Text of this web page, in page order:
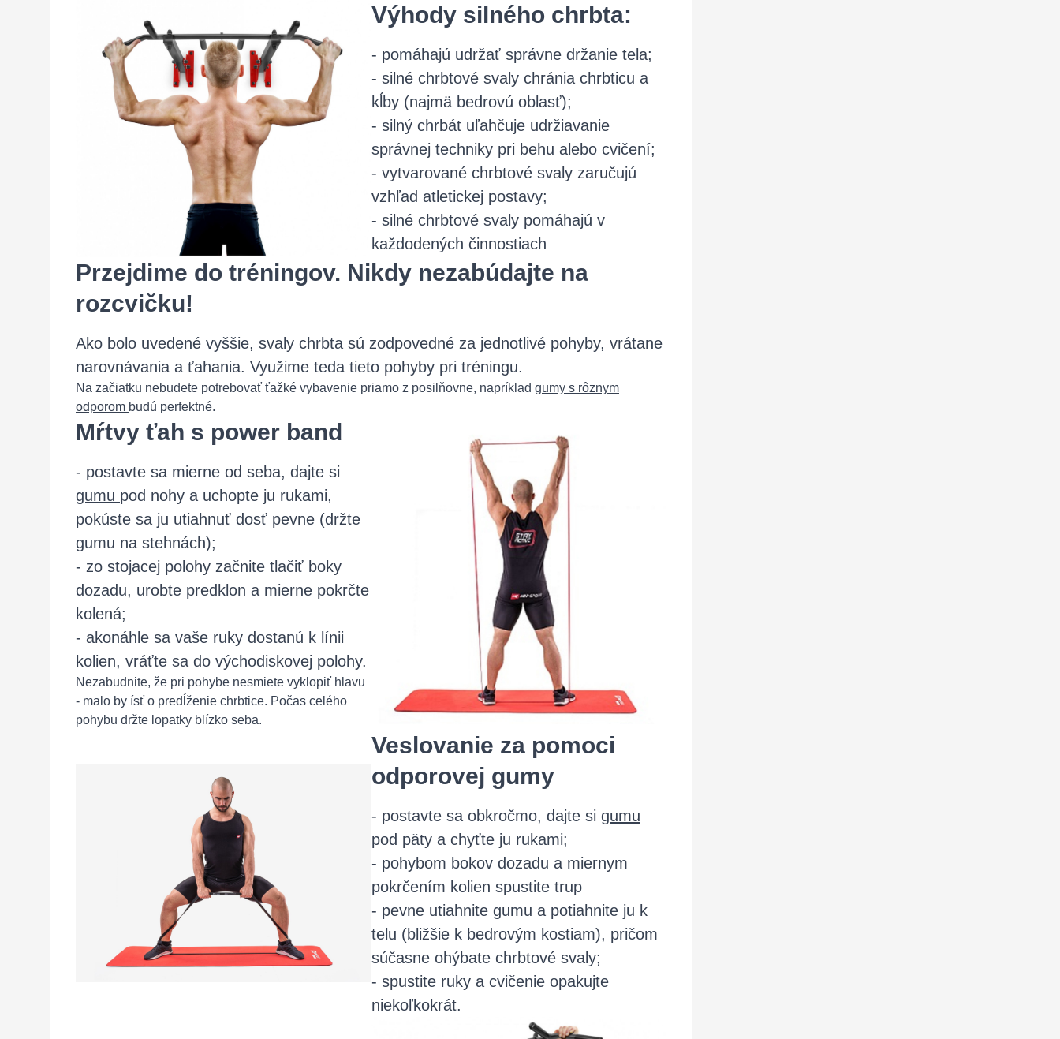
Výhody silného chrbta:
- pomáhajú udržať správne držanie tela;
- silné chrbtové svaly chránia chrbticu a
kĺby (najmä bedrovú oblasť);
- silný chrbát uľahčuje udržiavanie
správnej techniky pri behu alebo cvičení;
- vytvarované chrbtové svaly zaručujú
vzhľad atletickej postavy;
- silné chrbtové svaly pomáhajú v
každodených činnostiach
Przejdime do tréningov. Nikdy nezabúdajte na
rozcvičku!
Ako bolo uvedené vyššie, svaly chrbta sú zodpovedné za jednotlivé pohyby, vrátane
narovnávania a ťahania. Využime teda tieto pohyby pri tréningu.
Na začiatku nebudete potrebovať ťažké vybavenie priamo z posilňovne, napríklad gumy s rôznym
odporom budú perfektné.
Mŕtvy ťah s power band
- postavte sa mierne od seba, dajte si
gumu pod nohy a uchopte ju rukami,
pokúste sa ju utiahnuť dosť pevne (držte
gumu na stehnách);
- zo stojacej polohy začnite tlačiť boky
dozadu, urobte predklon a mierne pokrčte
kolená;
- akonáhle sa vaše ruky dostanú k línii
kolien, vráťte sa do východiskovej polohy.
Nezabudnite, že pri pohybe nesmiete vyklopiť hlavu
- malo by ísť o predĺženie chrbtice. Počas celého
pohybu držte lopatky blízko seba.
Veslovanie za pomoci
odporovej gumy
- postavte sa obkročmo, dajte si gumu
pod päty a chyťte ju rukami;
- pohybom bokov dozadu a miernym
pokrčením kolien spustite trup
- pevne utiahnite gumu a potiahnite ju k
telu (bližšie k bedrovým kostiam), pričom
súčasne ohýbate chrbtové svaly;
- spustite ruky a cvičenie opakujte
niekoľkokrát.